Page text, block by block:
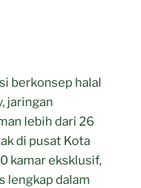
berkonsep halal
jaringan
lebih dari 26
di pusat Kota
kamar eksklusif,
lengkap dalam